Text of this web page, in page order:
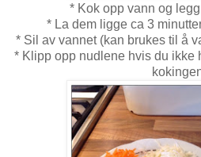
* Kok opp vann og
* La dem ligge ca 3
* Sil av vannet (kan brukes til å
* Klipp opp nudlene hvis du ikke